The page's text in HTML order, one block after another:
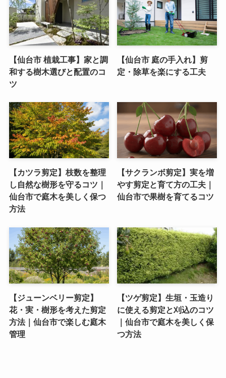
【仙台市 植栽工事】家と調
和する樹木選びと配置のコ
ツ
【仙台市 庭の手入れ】剪
定・除草を楽にする工夫
【カツラ剪定】枝数を整理
し自然な樹形を守るコツ｜
仙台市で庭木を美しく保つ
方法
【サクランボ剪定】実を増
やす剪定と育て方の工夫｜
仙台市で果樹を育てるコツ
【ジューンベリー剪定】
花・実・樹形を考えた剪定
方法｜仙台市で楽しむ庭木
管理
【ツゲ剪定】生垣・玉造り
に使える剪定と刈込のコツ
｜仙台市で庭木を美しく保
つ方法